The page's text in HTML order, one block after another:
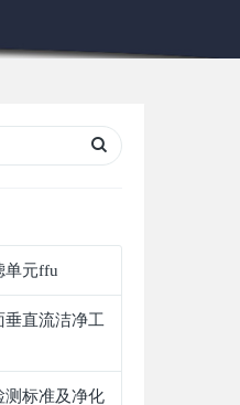
单元ffu
垂直流洁净工
测标准及净化